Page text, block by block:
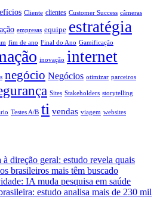
Cliente clientes Customer Success câmeras
empresas equipe estratégia
fim de ano Final do Ano Gamificação
inovação internet
negócio Negócios otimizar parceiros
Sites Stakeholders storytelling
Testes A/B ti vendas viagem websites
direção geral: estudo revela quais
brasileiros mais têm buscado
IA muda pesquisa em saúde
estudo analisa mais de 230 mil